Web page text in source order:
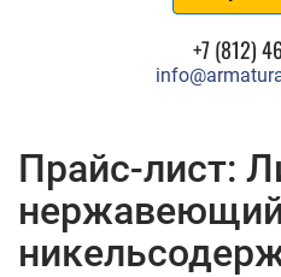
+7 (812)
Прайс-лист: